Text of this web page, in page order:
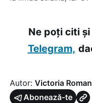
Ne poți citi
Telegram,
Autor: Victoria
Abonează-te